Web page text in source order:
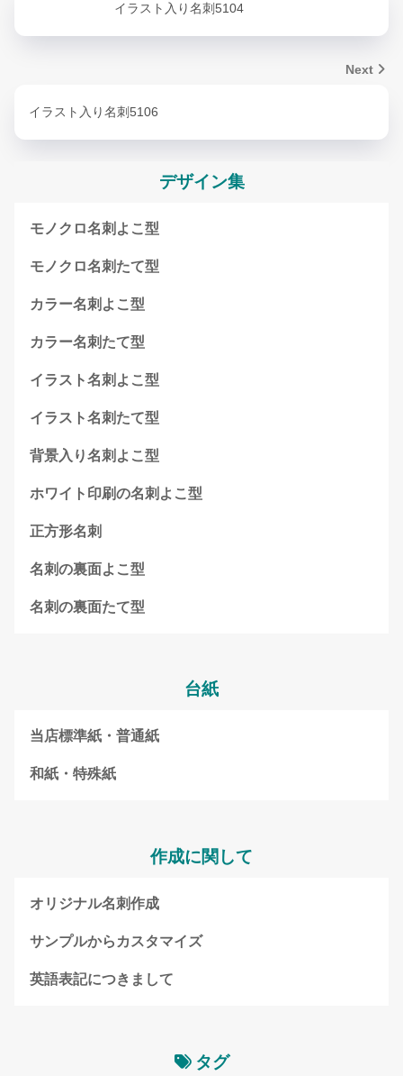
イラスト入り名刺5104
Next
イラスト入り名刺5106
デザイン集
モノクロ名刺よこ型
モノクロ名刺たて型
カラー名刺よこ型
カラー名刺たて型
イラスト名刺よこ型
イラスト名刺たて型
背景入り名刺よこ型
ホワイト印刷の名刺よこ型
正方形名刺
名刺の裏面よこ型
名刺の裏面たて型
台紙
当店標準紙・普通紙
和紙・特殊紙
作成に関して
オリジナル名刺作成
サンプルからカスタマイズ
英語表記につきまして
タグ